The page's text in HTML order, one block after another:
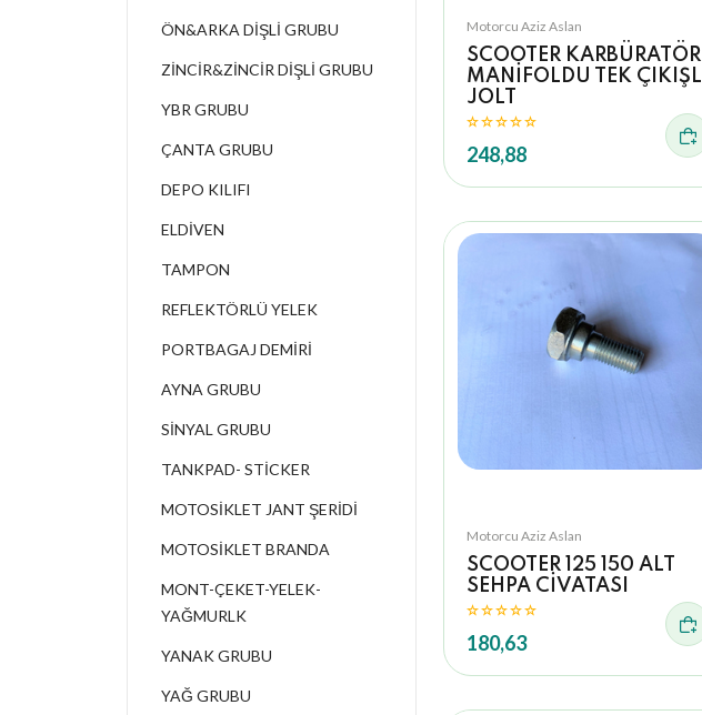
Motorcu Aziz Aslan
SCOOTER KARBÜRATÖR
MANİFOLDU TEK ÇIKIŞLI
JOLT
248,88
Motorcu Aziz Aslan
SCOOTER 125 150 ALT
SEHPA CİVATASI
180,63
ÖN&ARKA DİŞLİ GRUBU
ZİNCİR&ZİNCİR DİŞLİ GRUBU
YBR GRUBU
ÇANTA GRUBU
DEPO KILIFI
ELDİVEN
TAMPON
REFLEKTÖRLÜ YELEK
PORTBAGAJ DEMİRİ
AYNA GRUBU
SİNYAL GRUBU
TANKPAD- STİCKER
MOTOSİKLET JANT ŞERİDİ
MOTOSİKLET BRANDA
MONT-ÇEKET-YELEK-
YAĞMURLK
YANAK GRUBU
YAĞ GRUBU